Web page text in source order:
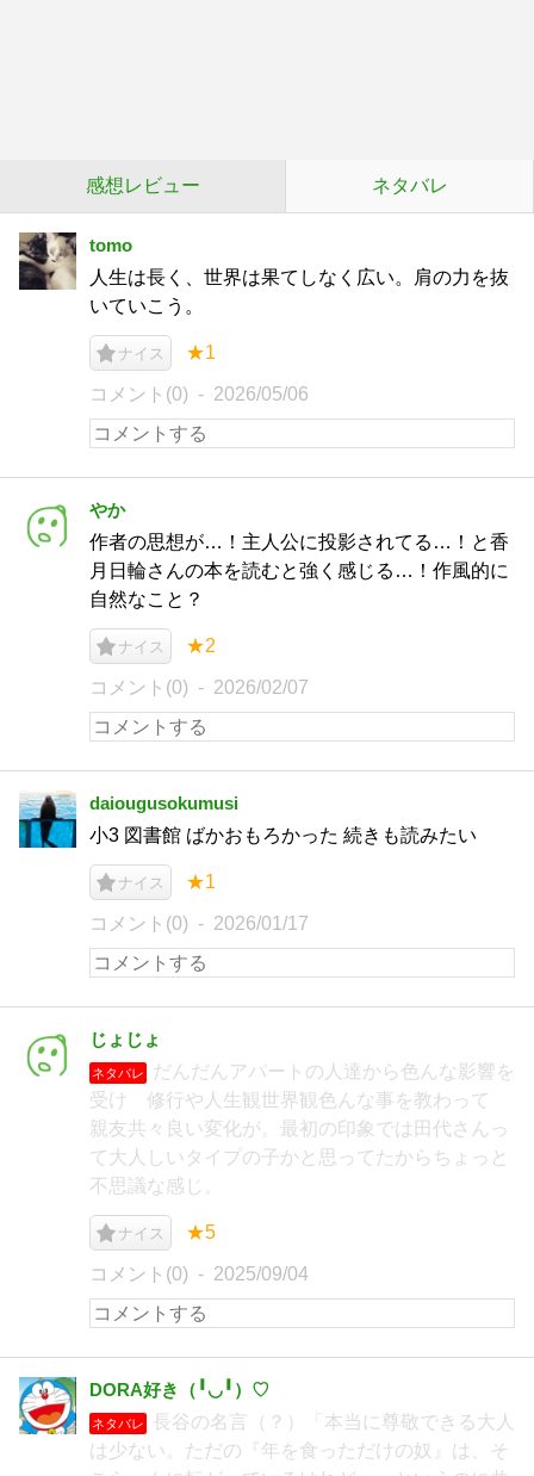
感想レビュー ネタバレ
tomo
人生は長く、世界は果てしなく広い。肩の力を抜
いていこう。
ナイス ★1
コメント(0) 2026/05/06
やか
作者の思想が…！主人公に投影されてる…！と香
月日輪さんの本を読むと強く感じる…！作風的に
自然なこと？
ナイス ★2
コメント(0) 2026/02/07
daiougusokumusi
小3 図書館 ばかおもろかった 続きも読みたい
ナイス ★1
コメント(0) 2026/01/17
じょじょ
ネタバレ
だんだんアパートの人達から色んな影響を
受け 修行や人生観世界観色んな事を教わって
親友共々良い変化が。最初の印象では田代さんっ
て大人しいタイプの子かと思ってたからちょっと
不思議な感じ。
ナイス ★5
コメント(0) 2025/09/04
DORA好き（╹◡╹）♡
ネタバレ
長谷の名言（？）「本当に尊敬できる大人
は少ない。ただの『年を食っただけの奴』は、そ